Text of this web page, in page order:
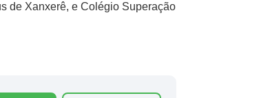
de Xanxerê, e Colégio Superação